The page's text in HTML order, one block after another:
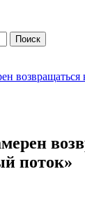
Поиск
поток»